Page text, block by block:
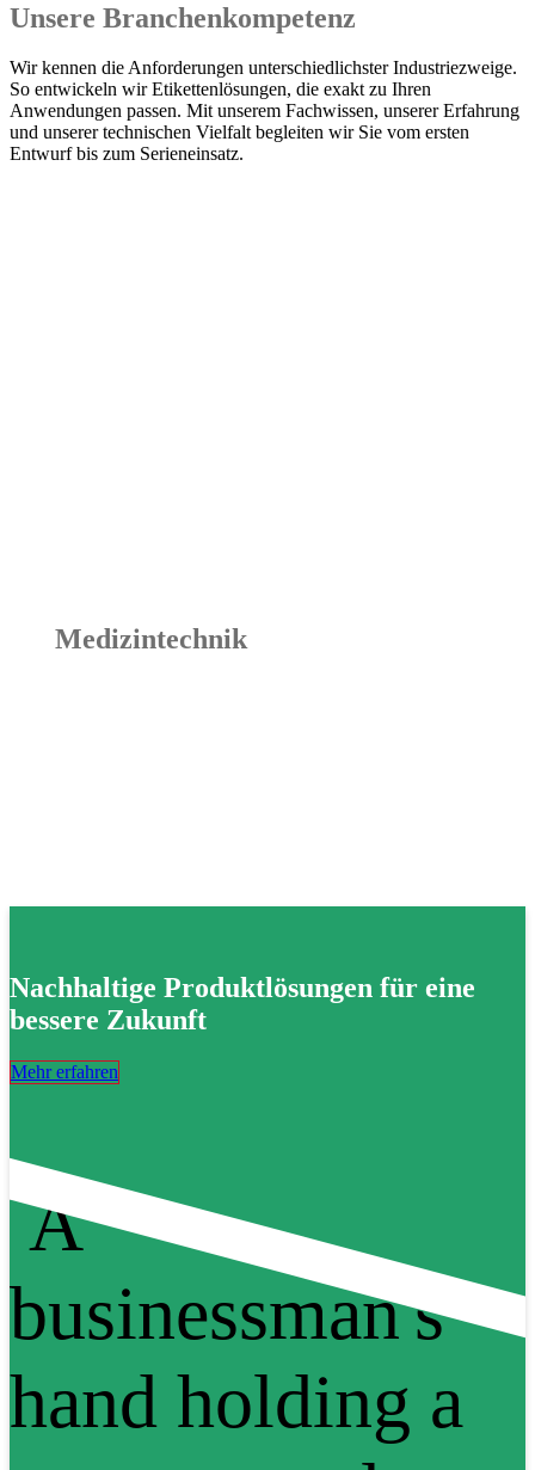
Unsere Branchenkompetenz
Wir kennen die Anforderungen unterschiedlichster Industriezweige.
So entwickeln wir Etikettenlösungen, die exakt zu Ihren
Anwendungen passen. Mit unserem Fachwissen, unserer Erfahrung
und unserer technischen Vielfalt begleiten wir Sie vom ersten
Entwurf bis zum Serieneinsatz.
Medizintechnik
Nachhaltige Produktlösungen für eine
bessere Zukunft
Mehr erfahren